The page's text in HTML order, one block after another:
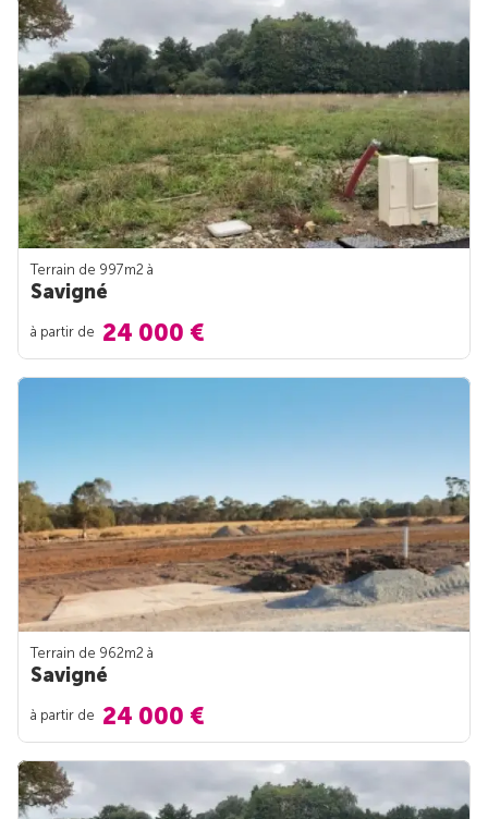
Terrain de 997m2 à
Savigné
à partir de 24 000 €
Terrain de 962m2 à
Savigné
à partir de 24 000 €